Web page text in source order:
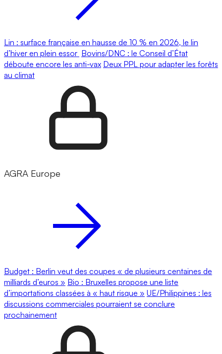
Lin : surface française en hausse de 10 % en 2026, le lin
d’hiver en plein essor Bovins/DNC : le Conseil d’État
déboute encore les anti-vax Deux PPL pour adapter les forêts
au climat
AGRA Europe
Budget : Berlin veut des coupes « de plusieurs centaines de
milliards d’euros » Bio : Bruxelles propose une liste
d’importations classées à « haut risque » UE/Philippines : les
discussions commerciales pourraient se conclure
prochainement